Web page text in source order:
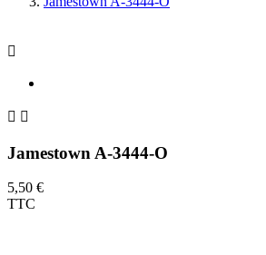

 
Jamestown A-3444-O
5,50 €
TTC